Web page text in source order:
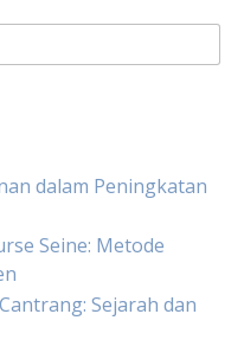
dalam Peningkatan
Seine: Metode
Sejarah dan